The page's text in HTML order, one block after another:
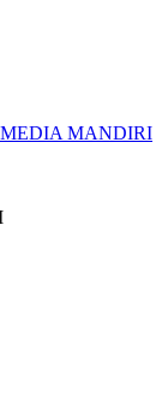
MEDIA MANDIRI